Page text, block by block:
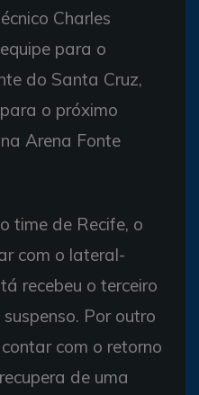
Charles
para o
do Santa Cruz,
o próximo
Arena Fonte
time de Recife, o
com o lateral-
recebeu o terceiro
Por outro
com o retorno
de uma